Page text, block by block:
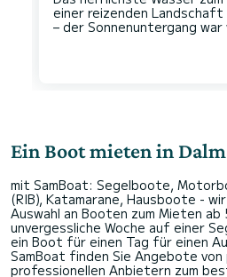
einer reizenden Landschaft
Ein Boot mieten in
mit SamBoat: Segelboote,
(RIB), Katamarane, Hausboote -
Auswahl an Booten zum Mieten ab
unvergessliche Woche auf einer
ein Boot für einen Tag für einen
SamBoat finden Sie Angebote
professionellen Anbietern zum